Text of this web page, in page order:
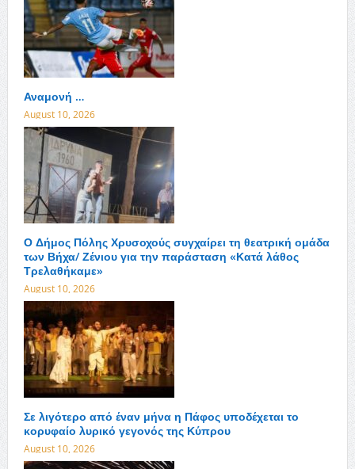
Αναμονή …
August 10, 2026
Ο Δήμος Πόλης Χρυσοχούς συγχαίρει τη θεατρική ομάδα
των Βήχα/ Ζένιου για την παράσταση «Κατά λάθος
Τρελαθήκαμε»
August 10, 2026
Σε λιγότερο από έναν μήνα η Πάφος υποδέχεται το
κορυφαίο λυρικό γεγονός της Κύπρου
August 10, 2026